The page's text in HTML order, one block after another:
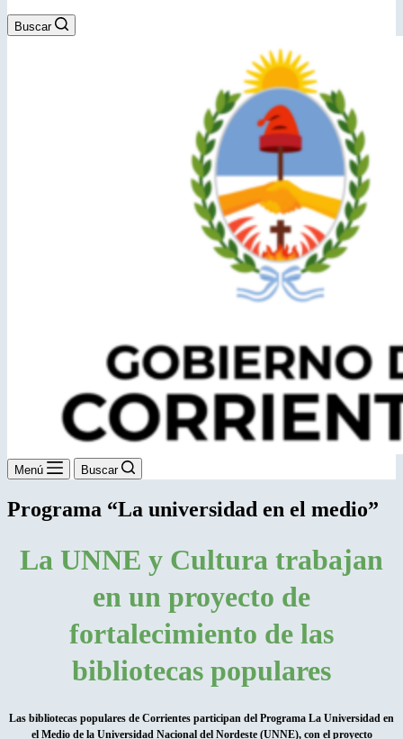
Buscar
Menú Buscar
Programa “La universidad en el medio”
La UNNE y Cultura trabajan
en un proyecto de
fortalecimiento de las
bibliotecas populares
Las bibliotecas populares de Corrientes participan del Programa La Universidad en
el Medio de la Universidad Nacional del Nordeste (UNNE), con el proyecto